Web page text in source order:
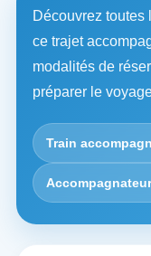
Découvrez toutes
ce trajet
modalités de
préparer le
Train